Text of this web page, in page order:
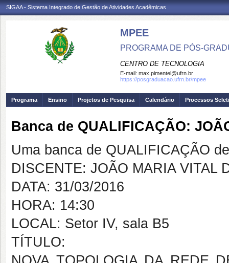
SIGAA - Sistema Integrado de Gestão de Atividades Acadêmicas
MPEE
PROGRAMA DE PÓS-
CENTRO DE TECNOLOGIA
E-mail: max.pimentel@ufrn.br
https://posgraduacao.ufrn.br/mpee
Programa Ensino Projetos de Pesquisa Calendário Processos
Banca de QUALIFICAÇÃO:
Uma banca de QUALIFICAÇÃO
DISCENTE: JOÃO MARIA VITAL
DATA: 31/03/2016
HORA: 14:30
LOCAL: Setor IV, sala B5
TÍTULO: